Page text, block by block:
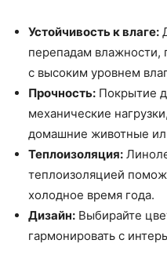
Устойчивость к влаге:
перепадам влажности,
с высоким уровнем
Прочность: Покрытие
механические
домашние животные
Теплоизоляция:
теплоизоляцией
холодное время года.
Дизайн: Выбирайте
гармонировать с